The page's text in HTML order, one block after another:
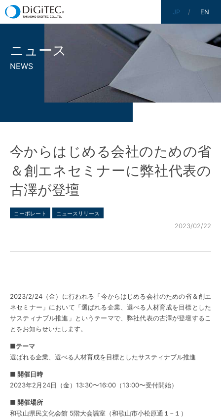
JP EN
ニュース
NEWS
今からはじめる会社のための省
＆創エネセミナーに弊社代表の
古澤が登壇
コーポレート ニュースリリース
2023/02/22
2023/2/24（金）に行われる「今からはじめる会社のための省＆創エ
ネセミナー」において「選ばれる企業、選べる人材育成を目標とした
サスティナブル推進」というテーマで、弊社代表の古澤が登壇するこ
とをお知らせいたします。
■テーマ
選ばれる企業、選べる人材育成を目標としたサスティナブル推進
■ 開催日時
2023年2月24日（金）13:30〜16:00（13:00〜受付開始）
■ 開催場所
和歌山県民文化会館 5階大会議室（和歌山市小松原通１−１）